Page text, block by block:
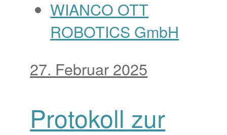
WIANCO OTT
ROBOTICS GmbH
27. Februar 2025
Protokoll zur